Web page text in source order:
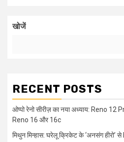
खोजें
RECENT POSTS
ओप्पो रेनो सीरीज़ का नया अध्याय: Reno 12
Reno 16 और 16c
मिथुन मिन्हास: घरेलू क्रिकेट के ‘अनसंग हीरो’